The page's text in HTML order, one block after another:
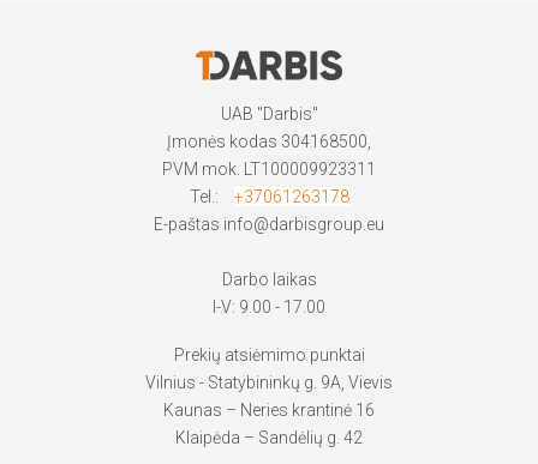
UAB "Darbis"
Įmonės kodas 304168500,
PVM mok. LT100009923311
Tel.:
+37061263178
E-paštas info@darbisgroup.eu
Darbo laikas
I-V: 9.00 - 17.00
Prekių atsiėmimo punktai
Vilnius - Statybininkų g. 9A, Vievis
Kaunas – Neries krantinė 16
Klaipėda – Sandėlių g. 42